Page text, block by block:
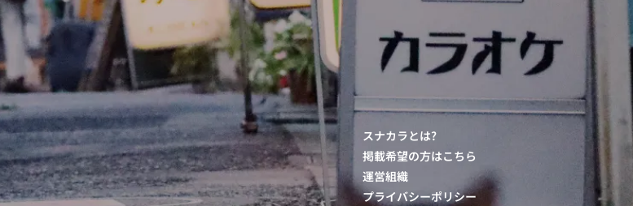
スナカラとは?
掲載希望の方はこちら
運営組織
プライバシーポリシー